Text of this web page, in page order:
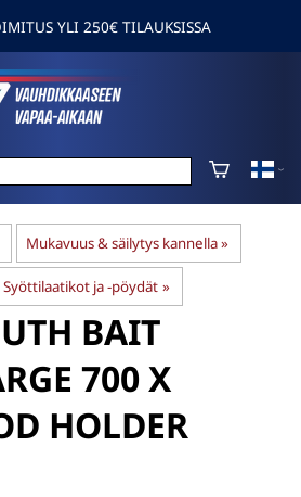
YLI 250€ TILAUKSISSA
Mukavuus & säilytys kannella‪»
Syöttilaatikot ja -pöydät ‪»
BAIT
700 X
HOLDER